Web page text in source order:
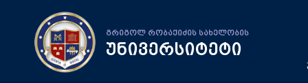
გრიგოლ რობაქიძის სახელობის
უნივერსიტეტი